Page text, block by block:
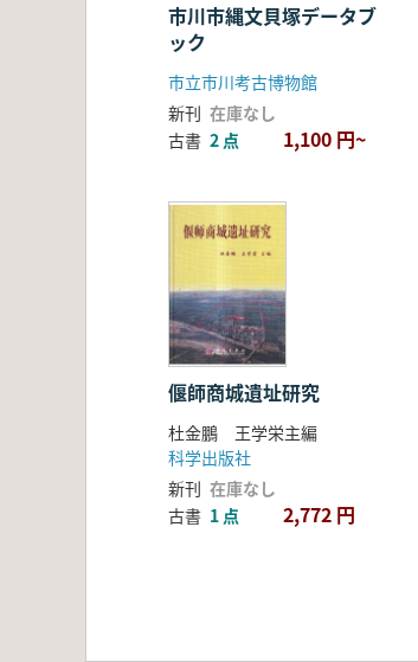
市川市縄文貝塚データブ
ック
市立市川考古博物館
新刊 在庫なし
古書 2 点 1,100 円~
偃師商城遺址研究
杜金鵬 王学栄主編
科学出版社
新刊 在庫なし
古書 1 点 2,772 円